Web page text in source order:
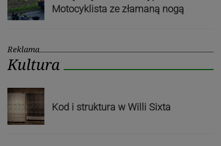
Motocyklista ze złamaną nogą
Reklama
Kultura
Kod i struktura w Willi Sixta